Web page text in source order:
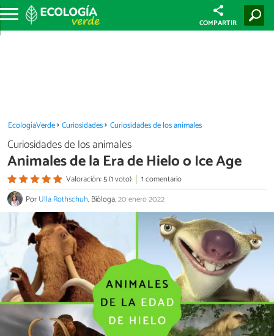
COMPARTIR
EcologíaVerde Curiosidades Curiosidades de los animales
Curiosidades de los animales
Animales de la Era de Hielo o Ice Age
Valoración: 5 (1 voto)
1 comentario
PorUlla Rothschuh, Bióloga.20 enero 2022